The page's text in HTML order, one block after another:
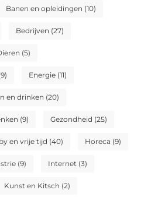
Banen en opleidingen (10)
Bedrijven (27)
(5)
Energie (11)
en drinken (20)
(9) Gezondheid (25)
en vrije tijd (40) Horeca (9)
(9) Internet (3)
Kunst en Kitsch (2)